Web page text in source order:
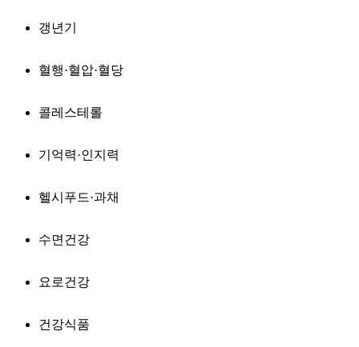
갱년기
혈행·혈압·혈당
콜레스테롤
기억력·인지력
헬시푸드·과채
수면건강
요로건강
건강식품